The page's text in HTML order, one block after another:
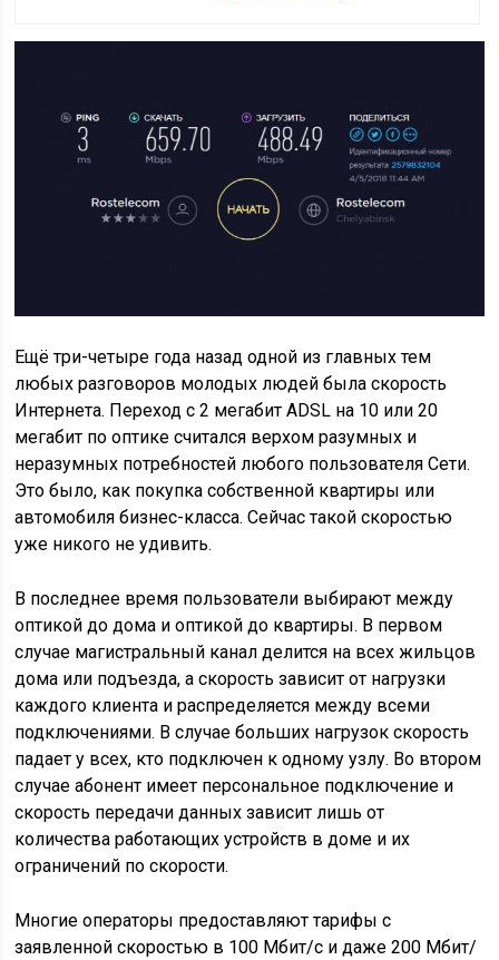
Ещё три-четыре года назад одной из главных тем
любых разговоров молодых людей была скорость
Интернета. Переход с 2 мегабит ADSL на 10 или 20
мегабит по оптике считался верхом разумных и
неразумных потребностей любого пользователя Сети.
Это было, как покупка собственной квартиры или
автомобиля бизнес-класса. Сейчас такой скоростью
уже никого не удивить.
В последнее время пользователи выбирают между
оптикой до дома и оптикой до квартиры. В первом
случае магистральный канал делится на всех жильцов
дома или подъезда, а скорость зависит от нагрузки
каждого клиента и распределяется между всеми
подключениями. В случае больших нагрузок скорость
падает у всех, кто подключен к одному узлу. Во втором
случае абонент имеет персональное подключение и
скорость передачи данных зависит лишь от
количества работающих устройств в доме и их
ограничений по скорости.
Многие операторы предоставляют тарифы с
заявленной скоростью в 100 Мбит/с и даже 200 Мбит/